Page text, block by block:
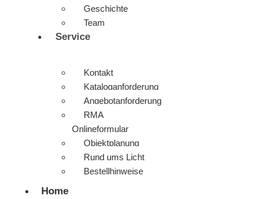
Geschichte
Team
Service
Kontakt
Kataloganforderung
Angebotanforderung
RMA
Onlineformular
Objektplanung
Rund ums Licht
Bestellhinweise
Home